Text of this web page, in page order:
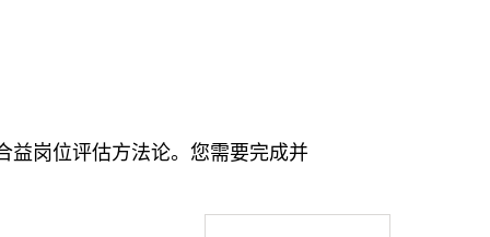
益岗位评估方法论。您需要完成并